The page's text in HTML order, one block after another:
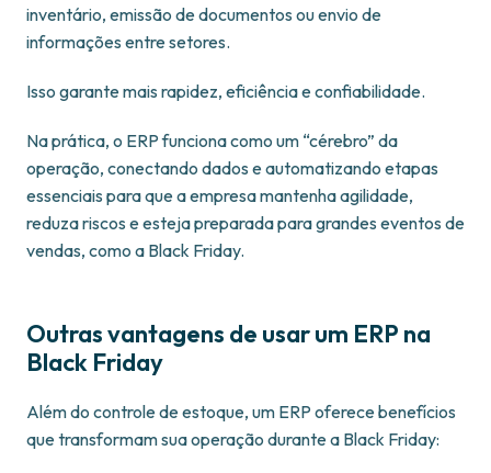
inventário, emissão de documentos ou envio de
informações entre setores.
Isso garante mais rapidez, eficiência e confiabilidade.
Na prática, o ERP funciona como um “cérebro” da
operação, conectando dados e automatizando etapas
essenciais para que a empresa mantenha agilidade,
reduza riscos e esteja preparada para grandes eventos de
vendas, como a Black Friday.
Outras vantagens de usar um ERP na
Black Friday
Além do controle de estoque, um ERP oferece benefícios
que transformam sua operação durante a Black Friday: